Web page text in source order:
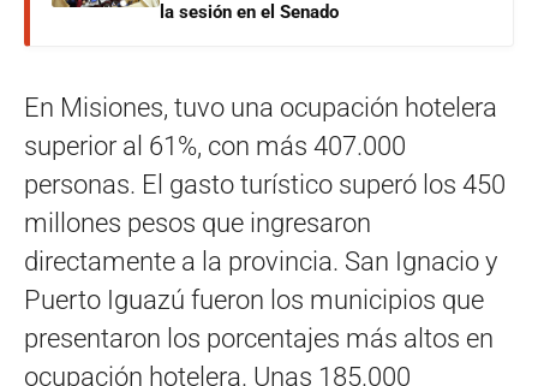
la sesión en el Senado
En Misiones, tuvo una ocupación hotelera
superior al 61%, con más 407.000
personas. El gasto turístico superó los 450
millones pesos que ingresaron
directamente a la provincia. San Ignacio y
Puerto Iguazú fueron los municipios que
presentaron los porcentajes más altos en
ocupación hotelera. Unas 185.000